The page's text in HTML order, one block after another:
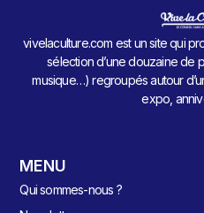
vivelaculture.com est un site qui
sélection d’une douzaine de
musique…) regroupés autour
expo,
MENU
Qui sommes-nous ?